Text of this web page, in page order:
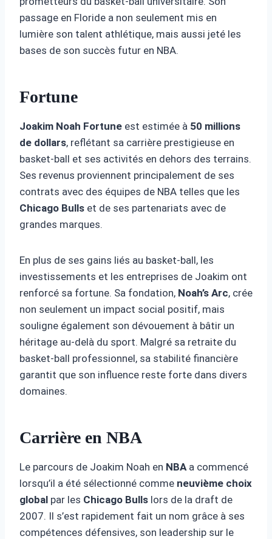
passage en Floride a non seulement mis en
lumière son talent athlétique, mais aussi jeté les
bases de son succès futur en NBA.
Fortune
Joakim Noah Fortune est estimée à 50 millions
de dollars, reflétant sa carrière prestigieuse en
basket-ball et ses activités en dehors des terrains.
Ses revenus proviennent principalement de ses
contrats avec des équipes de NBA telles que les
Chicago Bulls et de ses partenariats avec de
grandes marques.
En plus de ses gains liés au basket-ball, les
investissements et les entreprises de Joakim ont
renforcé sa fortune. Sa fondation, Noah’s Arc, crée
non seulement un impact social positif, mais
souligne également son dévouement à bâtir un
héritage au-delà du sport. Malgré sa retraite du
basket-ball professionnel, sa stabilité financière
garantit que son influence reste forte dans divers
domaines.
Carrière en NBA
Le parcours de Joakim Noah en NBA a commencé
lorsqu’il a été sélectionné comme neuvième choix
global par les Chicago Bulls lors de la draft de
2007. Il s’est rapidement fait un nom grâce à ses
compétences défensives, son leadership sur le